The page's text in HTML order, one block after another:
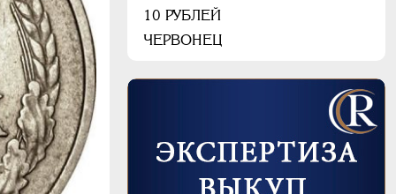
10 РУБЛЕЙ
ЧЕРВОНЕЦ